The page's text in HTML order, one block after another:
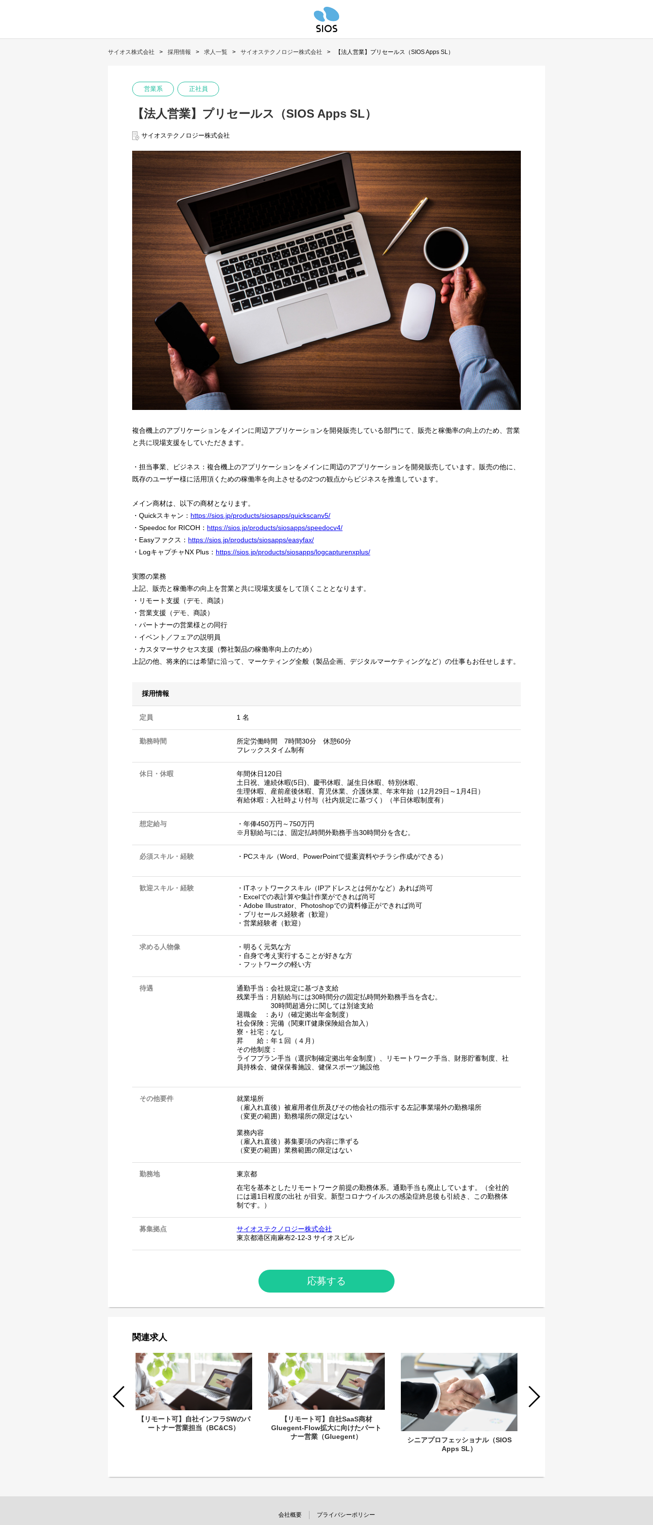
サイオス株式会社 採用情報 求人一覧 サイオステクノロジー株式会社 【法人営業】プリセールス（SIOS Apps SL）
営業系 正社員
【法人営業】プリセールス（SIOS Apps SL）
サイオステクノロジー株式会社
複合機上のアプリケーションをメインに周辺アプリケーションを開発販売している部門にて、販売と稼働率の向上のため、営業
と共に現場支援をしていただきます。
・担当事業、ビジネス：複合機上のアプリケーションをメインに周辺のアプリケーションを開発販売しています。販売の他に、
既存のユーザー様に活用頂くための稼働率を向上させるの2つの観点からビジネスを推進しています。
メイン商材は、以下の商材となります。
・Quickスキャン： https://sios.jp/products/siosapps/quickscanv5/
・Speedoc for RICOH： https://sios.jp/products/siosapps/speedocv4/
・Easyファクス： https://sios.jp/products/siosapps/easyfax/
・LogキャプチャNX Plus： https://sios.jp/products/siosapps/logcapturenxplus/
実際の業務
上記、販売と稼働率の向上を営業と共に現場支援をして頂くこととなります。
・リモート支援（デモ、商談）
・営業支援（デモ、商談）
・パートナーの営業様との同行
・イベント／フェアの説明員
・カスタマーサクセス支援（弊社製品の稼働率向上のため）
上記の他、将来的には希望に沿って、マーケティング全般（製品企画、デジタルマーケティングなど）の仕事もお任せします。
採用情報
定員 1 名
勤務時間
所定労働時間 7時間30分 休憩60分
フレックスタイム制有
休日・休暇
年間休日120日
土日祝、連続休暇(5日)、慶弔休暇、誕生日休暇、特別休暇、
生理休暇、産前産後休暇、育児休業、介護休業、年末年始（12月29日～1月4日）
有給休暇：入社時より付与（社内規定に基づく）（半日休暇制度有）
想定給与
・年俸450万円～750万円
※月額給与には、固定払時間外勤務手当30時間分を含む。
必須スキル・経験 ・PCスキル（Word、PowerPointで提案資料やチラシ作成ができる）
歓迎スキル・経験
・ITネットワークスキル（IPアドレスとは何かなど）あれば尚可
・Excelでの表計算や集計作業ができれば尚可
・Adobe Illustrator、Photoshopでの資料修正ができれば尚可
・プリセールス経験者（歓迎）
・営業経験者（歓迎）
求める人物像
・明るく元気な方
・自身で考え実行することが好きな方
・フットワークの軽い方
待遇
通勤手当：会社規定に基づき支給
残業手当：月額給与には30時間分の固定払時間外勤務手当を含む。
30時間超過分に関しては別途支給
退職金 ：あり（確定拠出年金制度）
社会保険：完備（関東IT健康保険組合加入）
寮・社宅：なし
昇 給：年１回（４月）
その他制度：
ライフプラン手当（選択制確定拠出年金制度）、リモートワーク手当、財形貯蓄制度、社
員持株会、健保保養施設、健保スポーツ施設他
その他要件
就業場所
（雇入れ直後）被雇用者住所及びその他会社の指示する左記事業場外の勤務場所
（変更の範囲）勤務場所の限定はない
業務内容
（雇入れ直後）募集要項の内容に準ずる
（変更の範囲）業務範囲の限定はない
勤務地
東京都
在宅を基本としたリモートワーク前提の勤務体系。通勤手当も廃止しています。（全社的
には週1日程度の出社 が目安。新型コロナウイルスの感染症終息後も引続き、この勤務体
制です。）
募集拠点
サイオステクノロジー株式会社
東京都港区南麻布2-12-3 サイオスビル
応募する
関連求人
【リモート可】自社インフラSWのパ
ートナー営業担当（BC&CS）
【リモート可】自社SaaS商材
Gluegent-Flow拡大に向けたパート
ナー営業（Gluegent）
シニアプロフェッショナル（SIOS
Apps SL）
会社概要 プライバシーポリシー